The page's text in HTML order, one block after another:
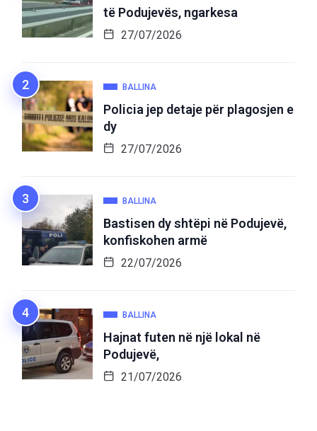
të Podujevës, ngarkesa
27/07/2026
BALLINA
Policia jep detaje për plagosjen e
dy
27/07/2026
BALLINA
Bastisen dy shtëpi në Podujevë,
konfiskohen armë
22/07/2026
BALLINA
Hajnat futen në një lokal në
Podujevë,
21/07/2026